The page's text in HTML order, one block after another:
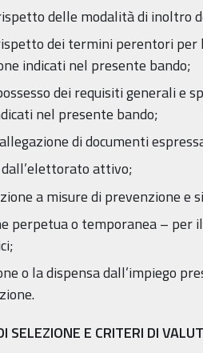
delle modalità di inoltro
dei termini perentori per
indicati nel presente bando;
dei requisiti generali e
nel presente bando;
di documenti
dall’elettorato attivo;
a misure di prevenzione e
perpetua o temporanea – per
o la dispensa dall’impiego
SELEZIONE E CRITERI DI